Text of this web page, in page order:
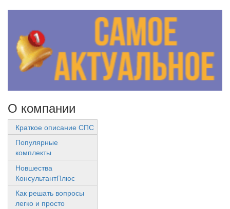
О компании
Краткое описание СПС
Популярные
комплекты
Новшества
КонсультантПлюс
Как решать вопросы
легко и просто